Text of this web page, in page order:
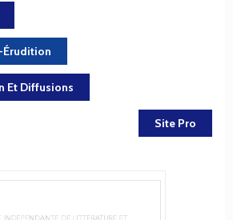
Érudition
Et Diffusions
Site Pro